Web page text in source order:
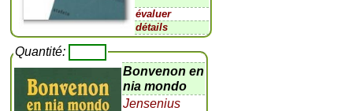
évaluer
détails
Quantité:
Bonvenon en
nia mondo
Jensenius